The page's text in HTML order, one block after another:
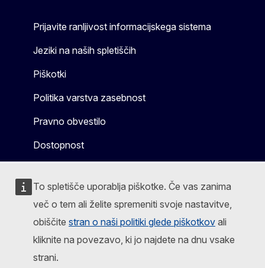
To spletišče uporablja piškotke. Če vas zanima
več o tem ali želite spremeniti svoje nastavitve,
obiščite stran o naši politiki glede piškotkov ali
kliknite na povezavo, ki jo najdete na dnu vsake
strani.
Prijavite ranljivost informacijskega sistema
Jeziki na naših spletiščih
Piškotki
Politika varstva zasebnost
Pravno obvestilo
Dostopnost